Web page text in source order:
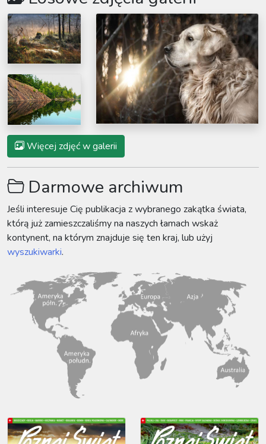
Więcej zdjęć w galerii
Darmowe archiwum
Jeśli interesuje Cię publikacja z wybranego zakątka świata,
którą już zamieszczaliśmy na naszych łamach wskaż
kontynent, na którym znajduje się ten kraj, lub użyj
wyszukiwarki.